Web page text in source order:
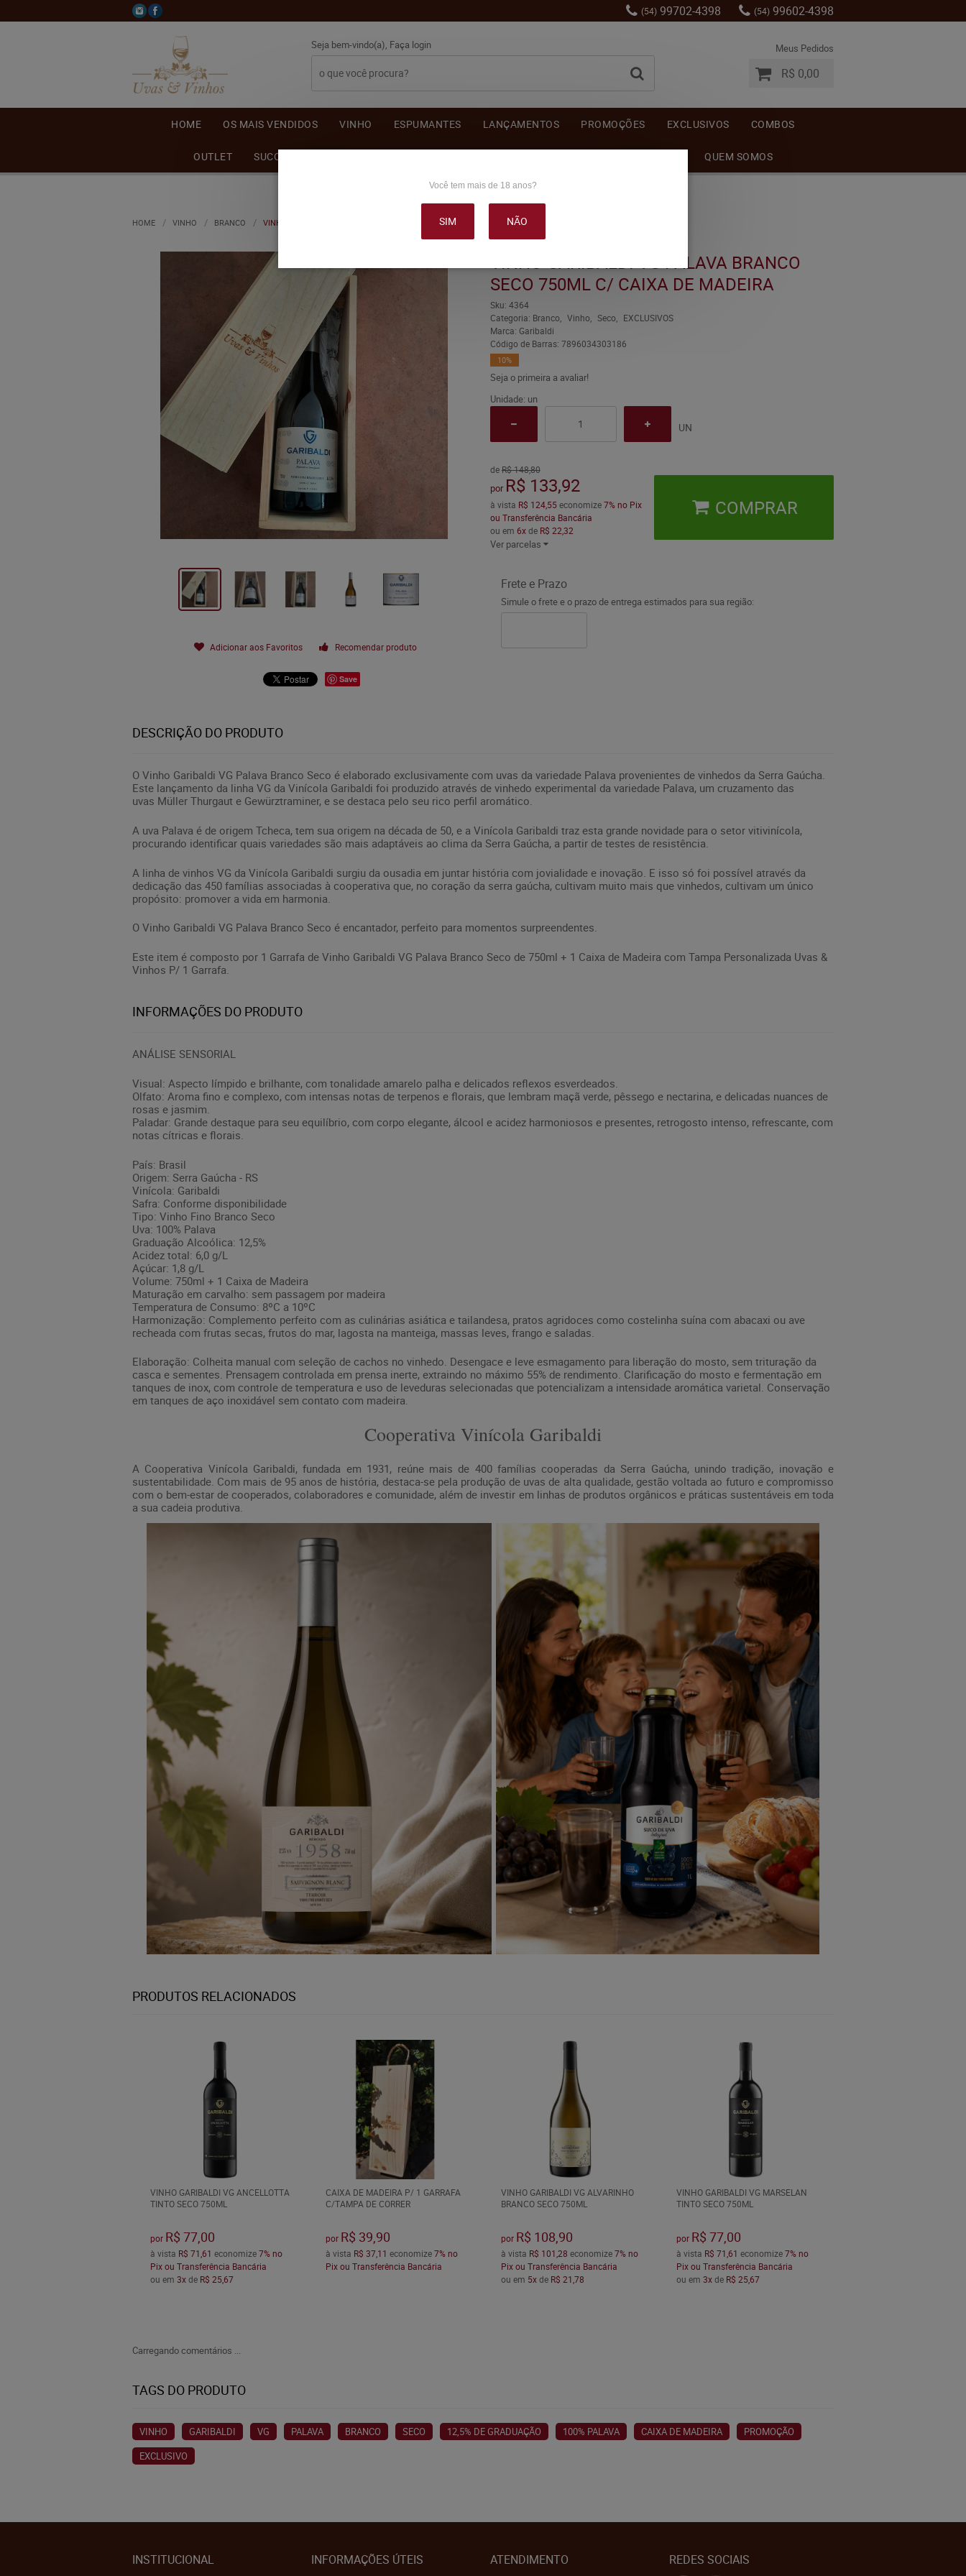
(54) 99702-4398 (54) 99602-4398
Seja bem-vindo(a), Faça login Meus Pedidos
R$ 0,00
HOME OS MAIS VENDIDOS VINHO ESPUMANTES LANÇAMENTOS PROMOÇÕES EXCLUSIVOS COMBOS
OUTLET SUCO DE UVA QUEM SOMOS
HOME VINHO BRANCO VINHO GARIBALDI VG PALAVA BRANCO SECO 750ML C/ CAIXA DE MADEIRA
Adicionar aos Favoritos Recomendar produto
Save
VINHO GARIBALDI VG PALAVA BRANCO
SECO 750ML C/ CAIXA DE MADEIRA
Sku: 4364
Categoria: Branco Vinho Seco
EXCLUSIVOS
Marca: Garibaldi
Código de Barras: 7896034303186
10%
Seja o primeira a avaliar!
Unidade: un
UN
de R$ 148,80
por R$ 133,92
à vista R$ 124,55economize7% no Pix
ou Transferência Bancária
ou em 6xde R$ 22,32
Ver parcelas
COMPRAR
Frete e Prazo
Simule o frete e o prazo de entrega estimados para sua região:
DESCRIÇÃO DO PRODUTO
O Vinho Garibaldi VG Palava Branco Seco é elaborado exclusivamente com uvas da variedade Palava provenientes de vinhedos da Serra Gaúcha.
Este lançamento da linha VG da Vinícola Garibaldi foi produzido através de vinhedo experimental da variedade Palava, um cruzamento das
uvas Müller Thurgaut e Gewürztraminer, e se destaca pelo seu rico perfil aromático.
A uva Palava é de origem Tcheca, tem sua origem na década de 50, e a Vinícola Garibaldi traz esta grande novidade para o setor vitivinícola,
procurando identificar quais variedades são mais adaptáveis ao clima da Serra Gaúcha, a partir de testes de resistência.
A linha de vinhos VG da Vinícola Garibaldi surgiu da ousadia em juntar história com jovialidade e inovação. E isso só foi possível através da
dedicação das 450 famílias associadas à cooperativa que, no coração da serra gaúcha, cultivam muito mais que vinhedos, cultivam um único
propósito: promover a vida em harmonia.
O Vinho Garibaldi VG Palava Branco Seco é encantador, perfeito para momentos surpreendentes.
Este item é composto por 1 Garrafa de Vinho Garibaldi VG Palava Branco Seco de 750ml + 1 Caixa de Madeira com Tampa Personalizada Uvas &
Vinhos P/ 1 Garrafa.
INFORMAÇÕES DO PRODUTO
ANÁLISE SENSORIAL
Visual: Aspecto límpido e brilhante, com tonalidade amarelo palha e delicados reflexos esverdeados.
Olfato: Aroma fino e complexo, com intensas notas de terpenos e florais, que lembram maçã verde, pêssego e nectarina, e delicadas nuances de
rosas e jasmim.
Paladar: Grande destaque para seu equilíbrio, com corpo elegante, álcool e acidez harmoniosos e presentes, retrogosto intenso, refrescante, com
notas cítricas e florais.
País: Brasil
Origem: Serra Gaúcha - RS
Vinícola: Garibaldi
Safra: Conforme disponibilidade
Tipo: Vinho Fino Branco Seco
Uva: 100% Palava
Graduação Alcoólica: 12,5%
Acidez total: 6,0 g/L
Açúcar: 1,8 g/L
Volume: 750ml + 1 Caixa de Madeira
Maturação em carvalho: sem passagem por madeira
Temperatura de Consumo: 8ºC a 10ºC
Harmonização: Complemento perfeito com as culinárias asiática e tailandesa, pratos agridoces como costelinha suína com abacaxi ou ave
recheada com frutas secas, frutos do mar, lagosta na manteiga, massas leves, frango e saladas.
Elaboração: Colheita manual com seleção de cachos no vinhedo. Desengace e leve esmagamento para liberação do mosto, sem trituração da
casca e sementes. Prensagem controlada em prensa inerte, extraindo no máximo 55% de rendimento. Clarificação do mosto e fermentação em
tanques de inox, com controle de temperatura e uso de leveduras selecionadas que potencializam a intensidade aromática varietal. Conservação
em tanques de aço inoxidável sem contato com madeira.
Cooperativa Vinícola Garibaldi
A Cooperativa Vinícola Garibaldi, fundada em 1931, reúne mais de 400 famílias cooperadas da Serra Gaúcha, unindo tradição, inovação e
sustentabilidade. Com mais de 95 anos de história, destaca-se pela produção de uvas de alta qualidade, gestão voltada ao futuro e compromisso
com o bem-estar de cooperados, colaboradores e comunidade, além de investir em linhas de produtos orgânicos e práticas sustentáveis em toda
a sua cadeia produtiva.
PRODUTOS RELACIONADOS
VINHO GARIBALDI VG ANCELLOTTA
TINTO SECO 750ML
por R$ 77,00
à vista R$ 71,61 economize7% no
Pix ou Transferência Bancária
ou em 3xde R$ 25,67
CAIXA DE MADEIRA P/ 1 GARRAFA
C/TAMPA DE CORRER
por R$ 39,90
à vista R$ 37,11 economize7% no
Pix ou Transferência Bancária
VINHO GARIBALDI VG ALVARINHO
BRANCO SECO 750ML
por R$ 108,90
à vista R$ 101,28 economize7% no
Pix ou Transferência Bancária
ou em 5xde R$ 21,78
VINHO GARIBALDI VG MARSELAN
TINTO SECO 750ML
por R$ 77,00
à vista R$ 71,61 economize7% no
Pix ou Transferência Bancária
ou em 3xde R$ 25,67
Carregando comentários ...
TAGS DO PRODUTO
VINHO GARIBALDI VG PALAVA BRANCO SECO 12,5% DE GRADUAÇÃO 100% PALAVA CAIXA DE MADEIRA
PROMOÇÃO
EXCLUSIVO
INSTITUCIONAL INFORMAÇÕES ÚTEIS ATENDIMENTO REDES SOCIAIS
Você tem mais de 18 anos?
SIM NÃO